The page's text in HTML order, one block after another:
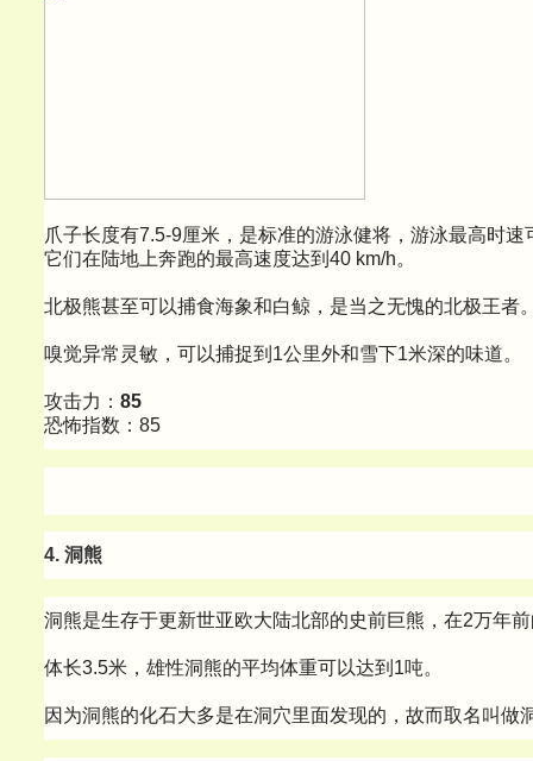
爪子长度有7.5-9厘米，是标准的游泳健将，游泳最高时
它们在陆地上奔跑的最高速度达到40 km/h。
北极熊甚至可以捕食海象和白鲸，是当之无愧的北极王者
嗅觉异常灵敏，可以捕捉到1公里外和雪下1米深的味道。
攻击力： 85
恐怖指数：85
4. 洞熊
洞熊是生存于更新世亚欧大陆北部的史前巨熊，在2万年
体长3.5米，雄性洞熊的平均体重可以达到1吨。
因为洞熊的化石大多是在洞穴里面发现的，故而取名叫做